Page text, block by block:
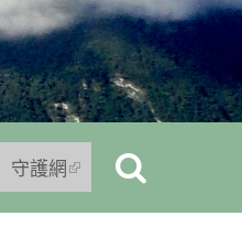
守護網(link is
external)